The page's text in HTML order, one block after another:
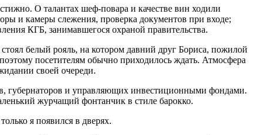
О талантах шеф-повара и качестве вин ходили
и камеры слежения, проверка документов при входе;
КГБ, занимавшегося охраной правительства.
белый рояль, на котором давний друг Бориса, пожилой
посетителям обычно приходилось ждать. Атмосфера
своей очереди.
губернаторов и управляющих инвестиционными фондами.
журчащий фонтанчик в стиле барокко.
я появился в дверях.